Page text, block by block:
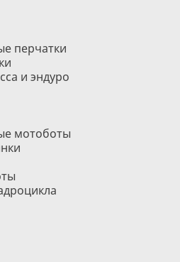
перчатки
и эндуро
мотоботы